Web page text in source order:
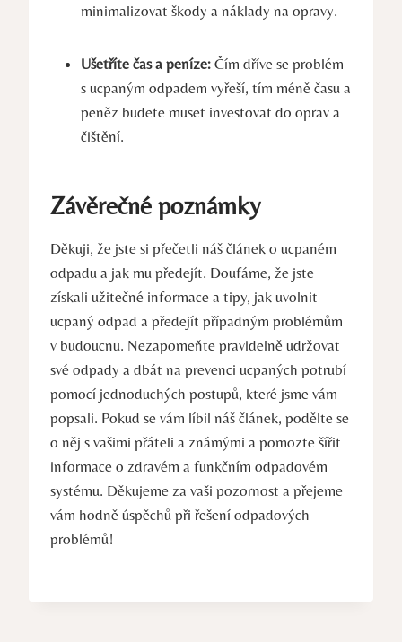
minimalizovat škody a náklady na opravy.
Ušetříte čas a peníze: Čím dříve se problém
s ucpaným odpadem vyřeší, tím méně času a
peněz budete muset investovat do oprav a
čištění.
Závěrečné poznámky
Děkuji, že jste si přečetli náš článek o ucpaném
odpadu a jak mu předejít. Doufáme, že jste
získali užitečné informace a tipy, jak uvolnit
ucpaný odpad a předejít případným problémům
v budoucnu. Nezapomeňte pravidelně udržovat
své odpady a dbát na prevenci ucpaných potrubí
pomocí jednoduchých postupů, které jsme vám
popsali. Pokud se vám líbil náš článek, podělte se
o něj s vašimi přáteli a známými a pomozte šířit
informace o zdravém a funkčním odpadovém
systému. Děkujeme za vaši pozornost a přejeme
vám hodně úspěchů při řešení odpadových
problémů!